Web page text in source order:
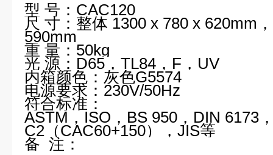
型 号： CAC120
尺 寸：整体 1300 x 780 x 620mm
590mm
重 量： 50kg
光 源： D65 ， TL84 ， F ， UV
内箱颜色：灰色G5574
电源要求： 230V/50Hz
符合标准：
ASTM ， ISO ， BS 950 ， DIN 6173
C2 （CAC60+150）， JIS等
备 注：